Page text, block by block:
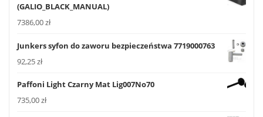
(GALIO_BLACK_MANUAL)
7386,00zł
Junkers syfon do zaworu bezpieczeństwa 7719000763
92,25zł
Paffoni Light Czarny Mat Lig007No70
735,00zł